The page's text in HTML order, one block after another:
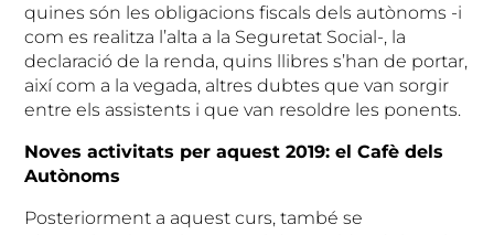
quines són les obligacions fiscals dels autònoms -i
com es realitza l’alta a la Seguretat Social-, la
declaració de la renda, quins llibres s’han de portar,
així com a la vegada, altres dubtes que van sorgir
entre els assistents i que van resoldre les ponents.
Noves activitats per aquest 2019: el Cafè dels
Autònoms
Posteriorment a aquest curs, també se